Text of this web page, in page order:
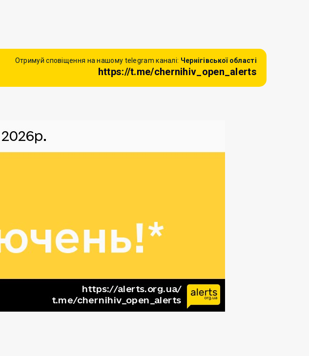
Отримуй сповіщення на нашому telegram каналі: Чернігівської області
https://t.me/chernihiv_open_alerts